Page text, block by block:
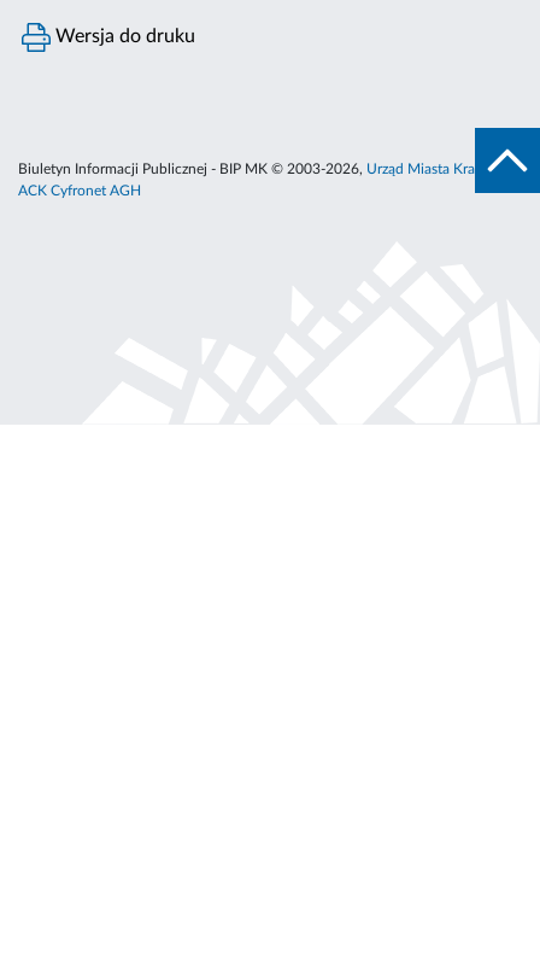
Wersja do druku
Biuletyn Informacji Publicznej - BIP MK © 2003-2026, Urząd Miasta Krakowa
ACK Cyfronet AGH